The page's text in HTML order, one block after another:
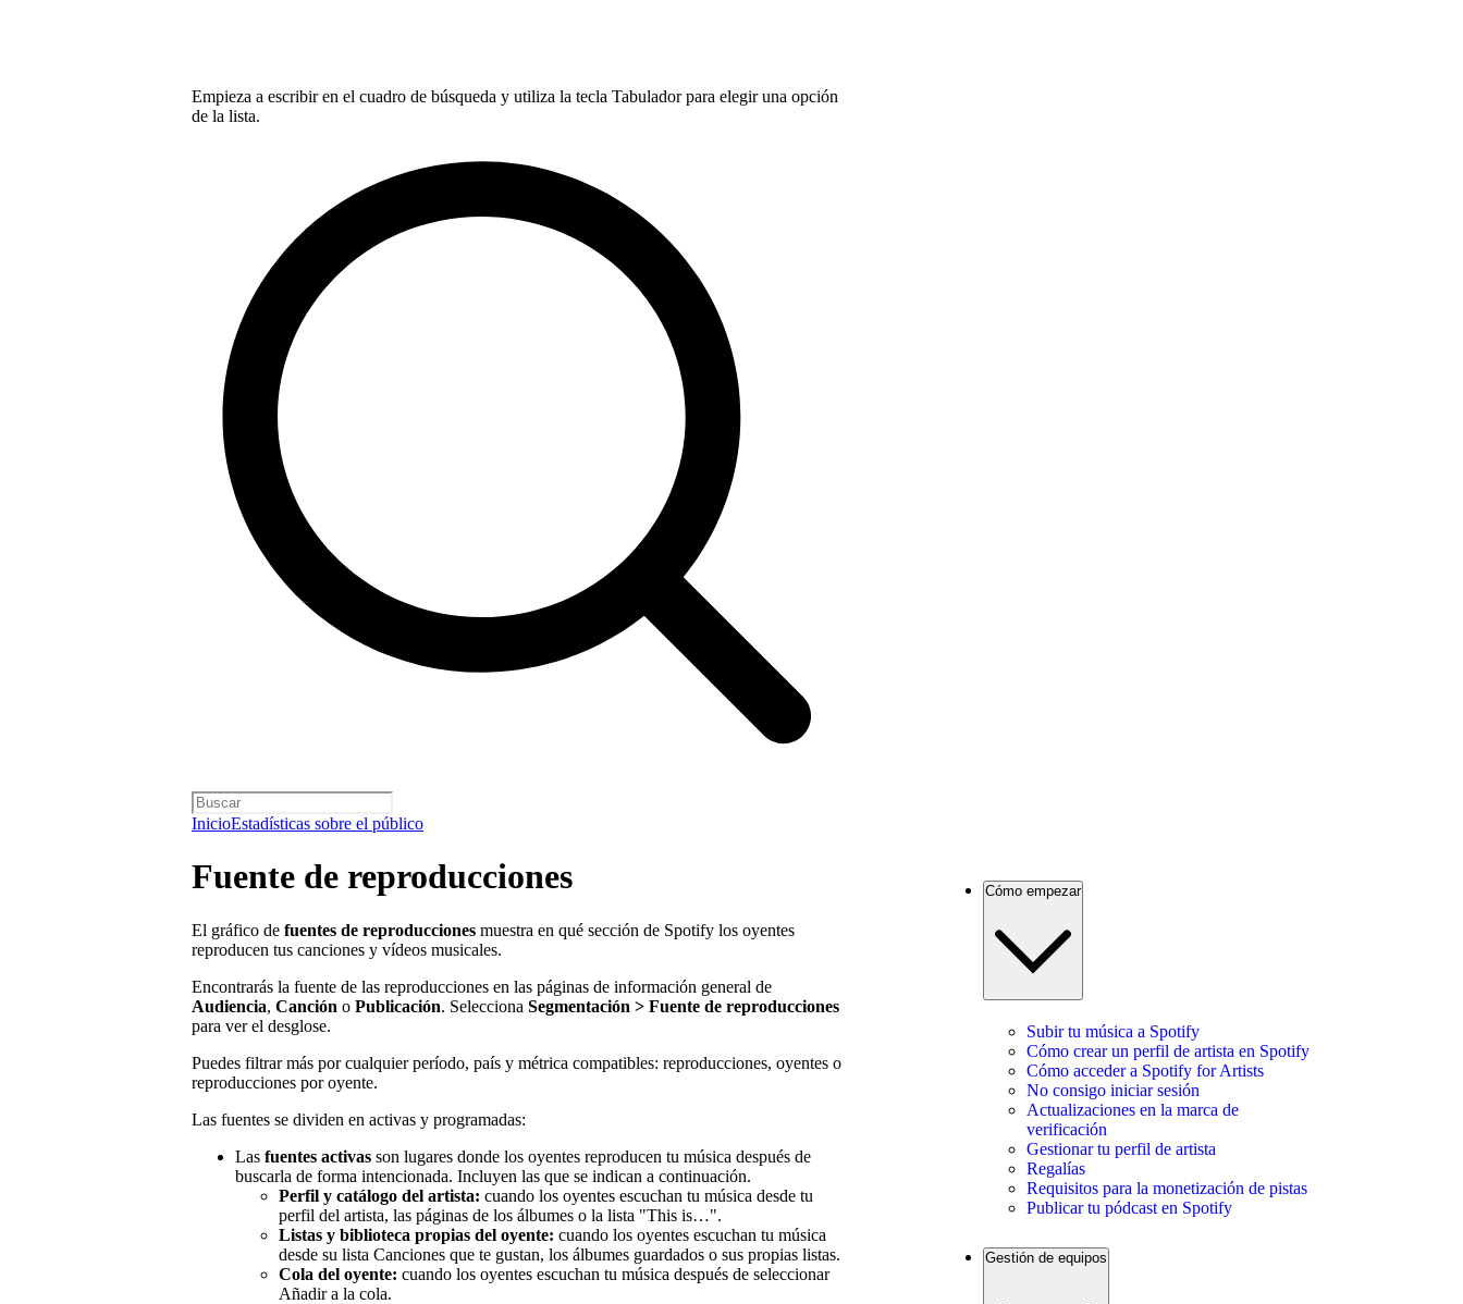
Empieza a escribir en el cuadro de búsqueda y utiliza la tecla Tabulador para elegir una opción
de la lista.
InicioEstadísticas sobre el público
Fuente de reproducciones
El gráfico de fuentes de reproducciones muestra en qué sección de Spotify los oyentes
reproducen tus canciones y vídeos musicales.
Encontrarás la fuente de las reproducciones en las páginas de información general de
Audiencia, Canción o Publicación. Selecciona Segmentación > Fuente de reproducciones
para ver el desglose.
Puedes filtrar más por cualquier período, país y métrica compatibles: reproducciones, oyentes o
reproducciones por oyente.
Las fuentes se dividen en activas y programadas:
Las fuentes activas son lugares donde los oyentes reproducen tu música después de
buscarla de forma intencionada. Incluyen las que se indican a continuación.
Perfil y catálogo del artista: cuando los oyentes escuchan tu música desde tu
perfil del artista, las páginas de los álbumes o la lista "This is…".
Listas y biblioteca propias del oyente: cuando los oyentes escuchan tu música
desde su lista Canciones que te gustan, los álbumes guardados o sus propias listas.
Cola del oyente: cuando los oyentes escuchan tu música después de seleccionar
Añadir a la cola.
Cómo empezar
Subir tu música a Spotify
Cómo crear un perfil de artista en Spotify
Cómo acceder a Spotify for Artists
No consigo iniciar sesión
Actualizaciones en la marca de
verificación
Gestionar tu perfil de artista
Regalías
Requisitos para la monetización de pistas
Publicar tu pódcast en Spotify
Gestión de equipos